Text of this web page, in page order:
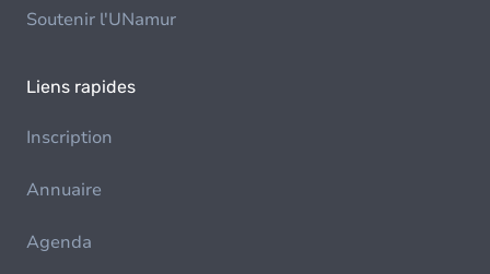
Soutenir l'UNamur
Liens rapides
Inscription
Annuaire
Agenda